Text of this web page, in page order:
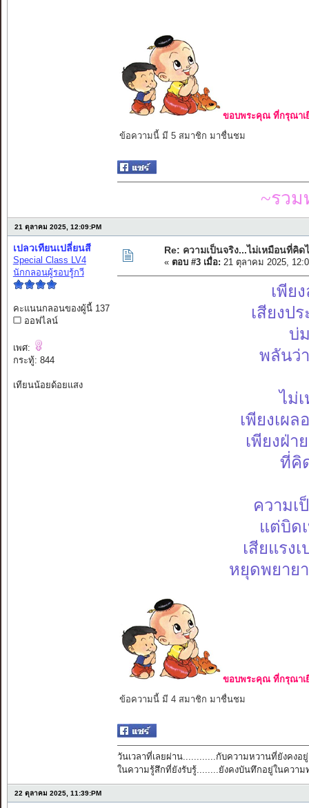
ขอบพระคุณ ที่กรุณาเ
ข้อความนี้ มี 5 สมาชิก มาชื่นชม
~รว
21 ตุลาคม 2025, 12:09:PM
เปลวเทียนเปลี่ยนสี
Special Class LV4
นักกลอนผู้รอบรู้กวี
คะแนนกลอนของผู้นี้ 137
ออฟไลน์
เพศ:
กระทู้: 844
เทียนน้อยด้อยแสง
Re: ความเป็นจริง...ไม่เหมือนที่คิด
« ตอบ #3 เมื่อ: 21 ตุลาคม 2025,
เพีย
เสียงป
บ่
พลันว่า
ไม่
เพียงเผ
เพียงฝ่า
ที่คิ
ความเ
แต่บิด
เสียแรง
หยุดพยาย
ขอบพระคุณ ที่กรุณาเ
ข้อความนี้ มี 4 สมาชิก มาชื่นชม
วันเวลาที่เลยผ่าน............กับความหวานที่ยังคงอยู่
ในความรู้สึกที่ยังรับรู้........ยังคงบันทึกอยู่ในความ
22 ตุลาคม 2025, 11:39:PM